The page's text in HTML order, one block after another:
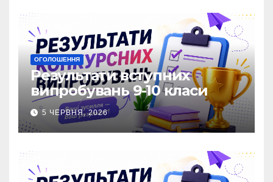
ОГОЛОШЕННЯ
Результати вступних
випробувань 9-10 класи
5 ЧЕРВНЯ, 2026